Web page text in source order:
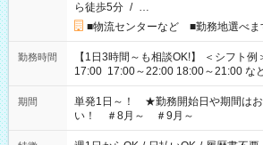
ら徒歩5分 / …
■物流センターなど ■勤務地選べま
勤務時間
【1日3時間～も相談OK!】 ＜シフト例＞ 9:00～12:00 12:00～
17:00 17:00～22:00 18:00～21:00 など こちら以外の時間帯
お気軽にご相談ください！
期間
単発1日～！ ★勤務開始日や期間はお
い！ ＃8月～ ＃9月～